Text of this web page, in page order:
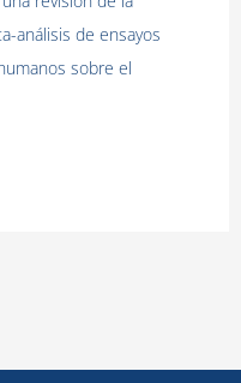
análisis de ensayos
sobre el